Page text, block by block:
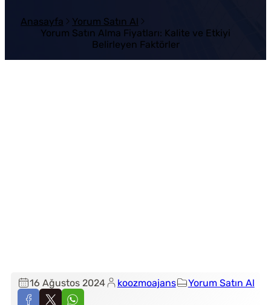
Anasayfa
Yorum Satın Al
Yorum Satın Alma Fiyatları: Kalite ve Etkiyi
Belirleyen Faktörler
16 Ağustos 2024 koozmoajans Yorum Satın Al